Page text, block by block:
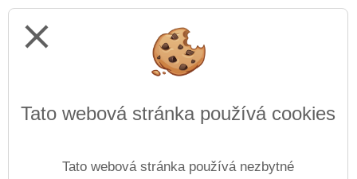
close
Tato webová stránka používá cookies
Tato webová stránka používá nezbytné